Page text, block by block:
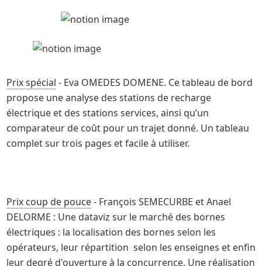
Prix spécial - Eva OMEDES DOMENE. Ce tableau de bord
propose une analyse des stations de recharge
électrique et des stations services, ainsi qu’un
comparateur de coût pour un trajet donné. Un tableau
complet sur trois pages et facile à utiliser.
Prix coup de pouce - François SEMECURBE et Anael
DELORME : Une dataviz sur le marché des bornes
électriques : la localisation des bornes selon les
opérateurs, leur répartition  selon les enseignes et enfin
leur degré d'ouverture à la concurrence. Une réalisation